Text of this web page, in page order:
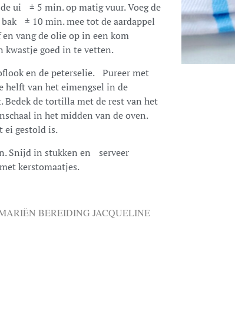
ui ± 5 min. op matig vuur. Voeg de
± 10 min. mee tot de aardappel
en vang de olie op in een kom
kwastje goed in te vetten.
en de peterselie. Pureer met
helft van het eimengsel in de
Bedek de tortilla met de rest van het
in het midden van de oven.
ei gestold is.
Snijd in stukken en serveer
kerstomaatjes.
BEREIDING JACQUELINE